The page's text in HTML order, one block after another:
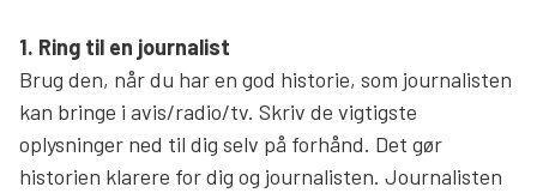
Søg
1. Ring til en journalist
Brug den, når du har en god historie, som journalisten
kan bringe i avis/radio/tv. Skriv de vigtigste
oplysninger ned til dig selv på forhånd. Det gør
historien klarere for dig og journalisten. Journalisten